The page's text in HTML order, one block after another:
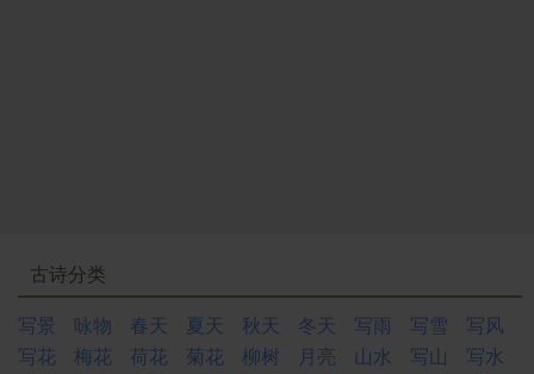
古诗分类
写景
咏物 春天 夏天 秋天 冬天 写雨 写雪
写风
写花
梅花 荷花 菊花 柳树 月亮 山水 写山
写水